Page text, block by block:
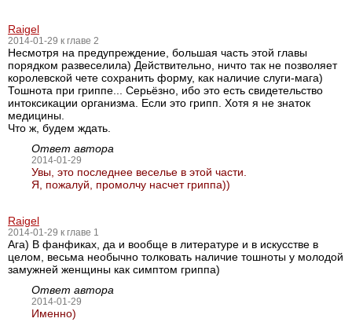
Raigel
2014-01-29 к главе 2
Несмотря на предупреждение, большая часть этой главы
порядком развеселила) Действительно, ничто так не позволяет
королевской чете сохранить форму, как наличие слуги-мага)
Тошнота при гриппе... Серьёзно, ибо это есть свидетельство
интоксикации организма. Если это грипп. Хотя я не знаток
медицины.
Что ж, будем ждать.
Ответ автора
2014-01-29
Увы, это последнее веселье в этой части.
Я, пожалуй, промолчу насчет гриппа))
Raigel
2014-01-29 к главе 1
Ага) В фанфиках, да и вообще в литературе и в искусстве в
целом, весьма необычно толковать наличие тошноты у молодой
замужней женщины как симптом гриппа)
Ответ автора
2014-01-29
Именно)